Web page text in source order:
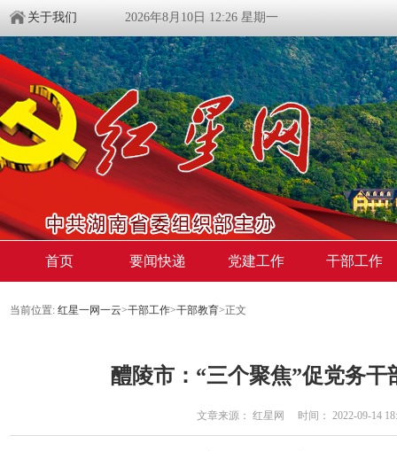
关于我们 2026年8月10日 12:26 星期一
首页 要闻快递 党建工作 干部工作
当前位置: 红星一网一云>干部工作>干部教育>正文
醴陵市：“三个聚焦”促党务干
文章来源： 红星网 时间： 2022-09-14